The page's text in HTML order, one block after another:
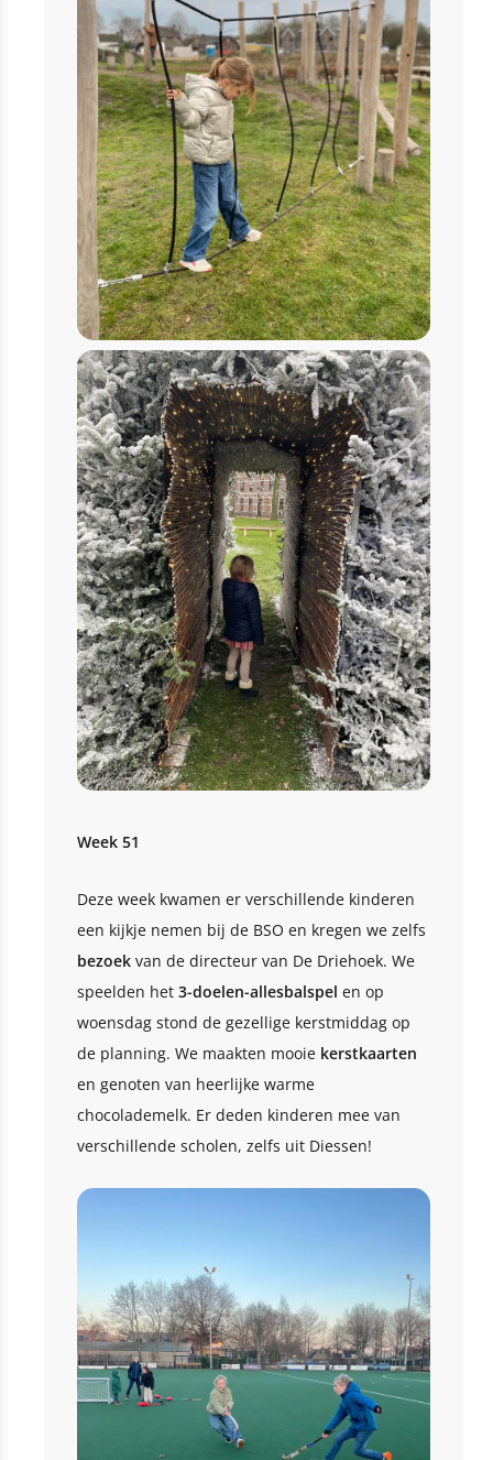
Week 51
Deze week kwamen er verschillende kinderen
een kijkje nemen bij de BSO en kregen we zelfs
bezoek van de directeur van De Driehoek. We
speelden het 3-doelen-allesbalspel en op
woensdag stond de gezellige kerstmiddag op
de planning. We maakten mooie kerstkaarten
en genoten van heerlijke warme
chocolademelk. Er deden kinderen mee van
verschillende scholen, zelfs uit Diessen!